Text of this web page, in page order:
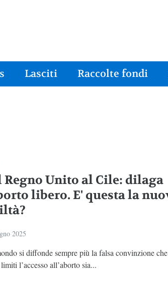
Lasciti Raccolte fondi
Regno Unito al Cile: dilaga
libero. E' questa la
2025
si diffonde sempre più la falsa convinzione che
l’accesso all’aborto sia...